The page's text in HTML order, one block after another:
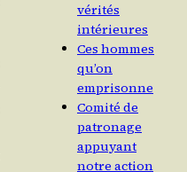
vérités
intérieures
Ces hommes
qu’on
emprisonne
Comité de
patronage
appuyant
notre action